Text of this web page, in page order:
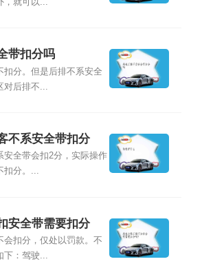
带扣分吗
扣分。但是后排不系安全
后排不...
不系安全带扣分
安全带会扣2分，实际操作
扣分。...
安全带需要扣分
会扣分，仅处以罚款。不
下：驾驶...